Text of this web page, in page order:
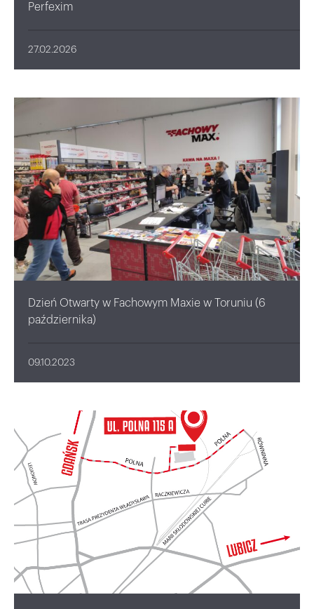
Perfexim
27.02.2026
Dzień Otwarty w Fachowym Maxie w Toruniu (6
października)
09.10.2023